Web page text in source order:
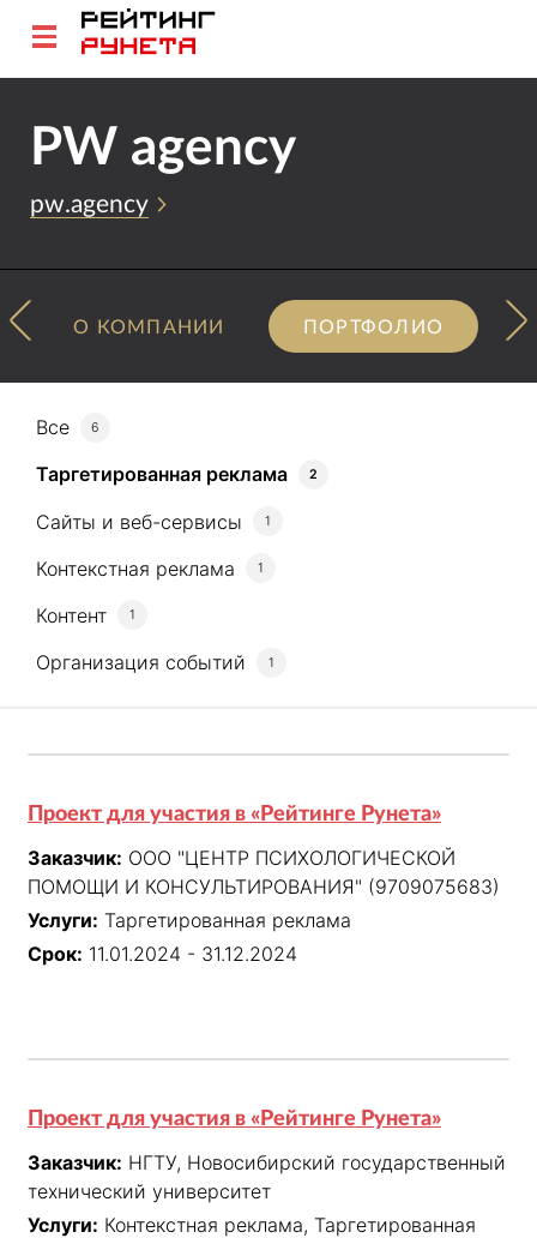
PW agency
pw.agency
О КОМПАНИИ ПОРТФОЛИО
Все 6
Таргетированная реклама 2
Сайты и веб-сервисы 1
Контекстная реклама 1
Контент 1
Организация событий 1
Проект для участия в «Рейтинге Рунета»
Заказчик: ООО "ЦЕНТР ПСИХОЛОГИЧЕСКОЙ
ПОМОЩИ И КОНСУЛЬТИРОВАНИЯ" (9709075683)
Услуги: Таргетированная реклама
Срок: 11.01.2024 - 31.12.2024
Проект для участия в «Рейтинге Рунета»
Заказчик: НГТУ, Новосибирский государственный
технический университет
Услуги: Контекстная реклама, Таргетированная